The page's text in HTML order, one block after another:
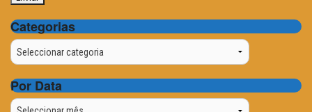
Categorias
Categorias
Por Data
Por